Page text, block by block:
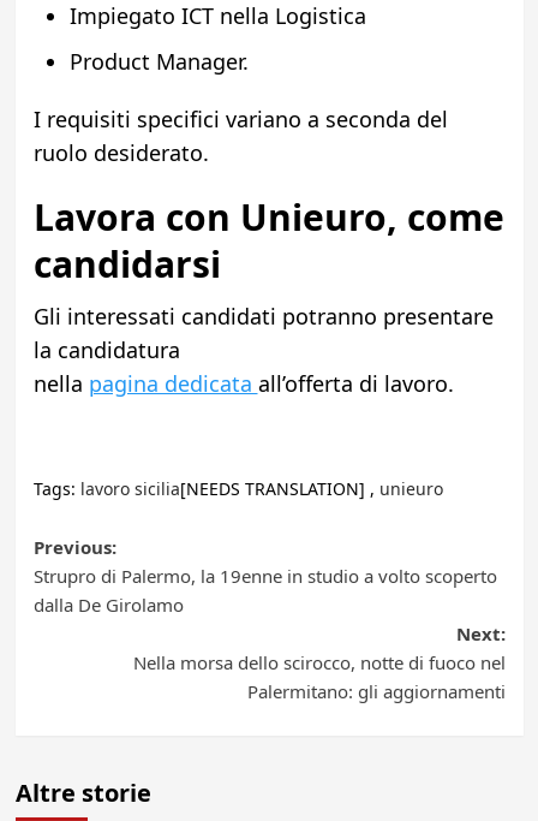
Impiegato ICT nella Logistica
Product Manager.
I requisiti specifici variano a seconda del
ruolo desiderato.
Lavora con Unieuro, come
candidarsi
Gli interessati candidati potranno presentare
la candidatura
nella pagina dedicata all’offerta di lavoro.
Tags: lavoro sicilia[NEEDS TRANSLATION] , unieuro
Post
navigation
Previous:
Strupro di Palermo, la 19enne in studio a volto scoperto
dalla De Girolamo
Next:
Nella morsa dello scirocco, notte di fuoco nel
Palermitano: gli aggiornamenti
Altre storie